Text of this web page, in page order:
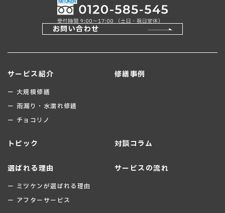
お問い合わせ
サービス紹介
ー 大規模修繕
ー 雨漏り・水濡れ修繕
ー チョコリノ
修繕事例
トピック 対談コラム
選ばれる理由
ー ミツケンが選ばれる理由
ー アフターサービス
サービスの流れ